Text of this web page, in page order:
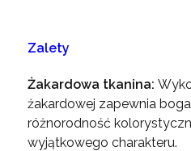
Zalety
Żakardowa tkanina:
żakardowej zapewnia
różnorodność
wyjątkowego charakteru.